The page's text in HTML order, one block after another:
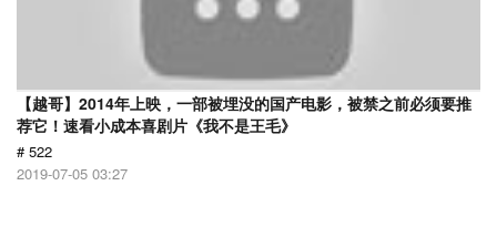
【越哥】2014年上映，一部被埋没的国产电影，被禁之前必须要推
荐它！速看小成本喜剧片《我不是王毛》
# 522
2019-07-05 03:27